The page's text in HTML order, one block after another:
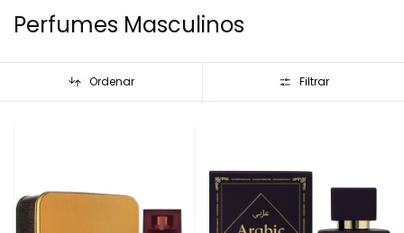
Perfumes Masculinos
Ordenar Filtrar